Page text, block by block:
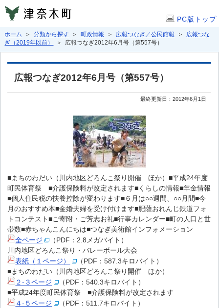
PC版トップ
ホーム ＞分類から探す ＞町政情報 ＞ 広報つなぎ／公民館報 ＞ 広報つな
ぎ（2019年以前）
＞ 広報つなぎ2012年6月号（第557号）
広報つなぎ2012年6月号（第557号）
最終更新日：2012年6月1日
■まちのわだい（川内地区どろんこ祭り開催 ほか）■平成24年度
町民体育祭 ■介護保険料が改定されます■くらしの情報■年金情報
■個人住民税の扶養控除が変わります■６月は○○週間、○○月間■今
月のおすすめ本■金婚夫婦を受け付けます■肥薩おれんじ鉄道フォ
トコンテスト■ご寄附・ご芳志お礼■行事カレンダー■町の人口と世
帯数■赤ちゃんこんにちは■つなぎ美術館インフォメーション
全ページ
（PDF：2.8メガバイト）
川内地区どろんこ祭り・バレーボール大会
表紙（１ページ）
（PDF：587.3キロバイト）
■まちのわだい（川内地区どろんこ祭り開催 ほか）
２-３ページ
（PDF：540.3キロバイト）
■平成24年度町民体育祭 ■介護保険料が改定されます
４-５ページ
（PDF：511.7キロバイト）